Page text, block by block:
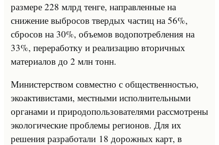
размере 228 млрд тенге, направленные на
снижение выбросов твердых частиц на 56%,
сбросов на 30%, объемов водопотребления на
33%, переработку и реализацию вторичных
материалов до 2 млн тонн.
Министерством совместно с общественностью,
экоактивистами, местными исполнительными
органами и природопользователями рассмотрены
экологические проблемы регионов. Для их
решения разработали 18 дорожных карт, в